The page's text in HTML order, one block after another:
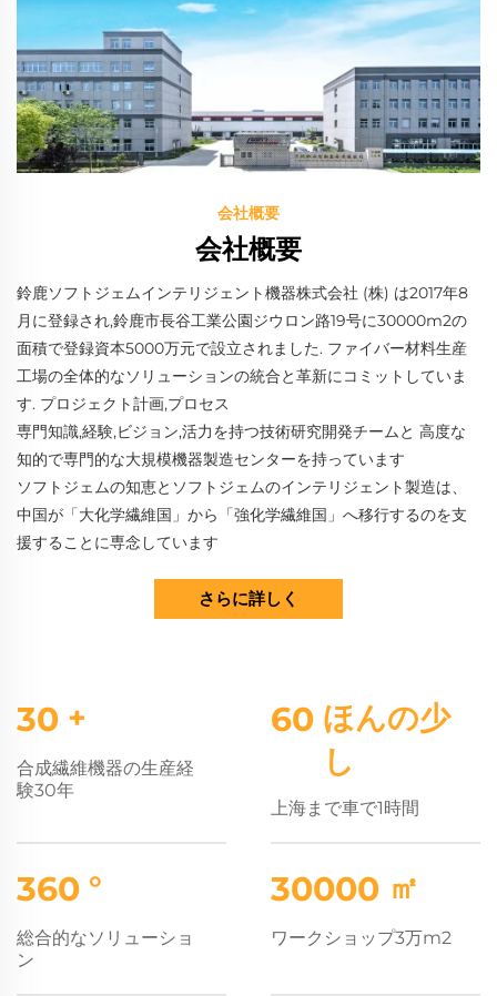
会社概要
会社概要
鈴鹿ソフトジェムインテリジェント機器株式会社 (株) は2017年8
月に登録され,鈴鹿市長谷工業公園ジウロン路19号に30000m2の
面積で登録資本5000万元で設立されました. ファイバー材料生産
工場の全体的なソリューションの統合と革新にコミットしていま
す. プロジェクト計画,プロセス
専門知識,経験,ビジョン,活力を持つ技術研究開発チームと 高度な
知的で専門的な大規模機器製造センターを持っています
ソフトジェムの知恵とソフトジェムのインテリジェント製造は、
中国が「大化学繊維国」から「強化学繊維国」へ移行するのを支
援することに専念しています
さらに詳しく
30 +
合成繊維機器の生産経
験30年
60 ほんの少
し
上海まで車で1時間
360 °
総合的なソリューショ
ン
30000 ㎡
ワークショップ3万m2